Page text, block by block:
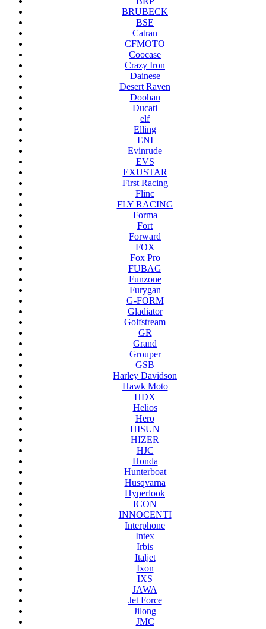
BRUBECK
BSE
Catran
CFMOTO
Coocase
Crazy Iron
Dainese
Desert Raven
Doohan
Ducati
elf
Elling
ENI
Evinrude
EVS
EXUSTAR
First Racing
Flinc
FLY RACING
Forma
Fort
Forward
FOX
Fox Pro
FUBAG
Funzone
Furygan
G-FORM
Gladiator
Golfstream
GR
Grand
Grouper
GSB
Harley Davidson
Hawk Moto
HDX
Helios
Hero
HISUN
HIZER
HJC
Honda
Hunterboat
Husqvarna
Hyperlook
ICON
INNOCENTI
Interphone
Intex
Irbis
Italjet
Ixon
IXS
JAWA
Jet Force
Jilong
JMC